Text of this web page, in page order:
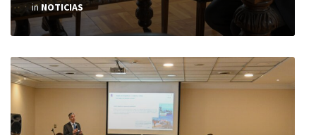
in NOTICIAS
Read
More